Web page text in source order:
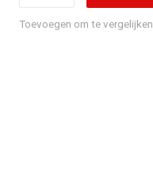
Toevoegen om te vergelijken